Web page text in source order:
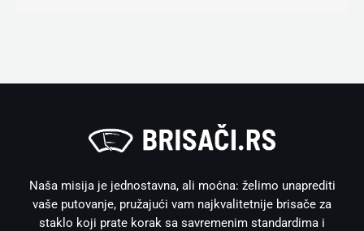
Naša misija je jednostavna, ali moćna: želimo unaprediti
vaše putovanje, pružajući vam najkvalitetnije brisače za
staklo koji prate korak sa savremenim standardima i